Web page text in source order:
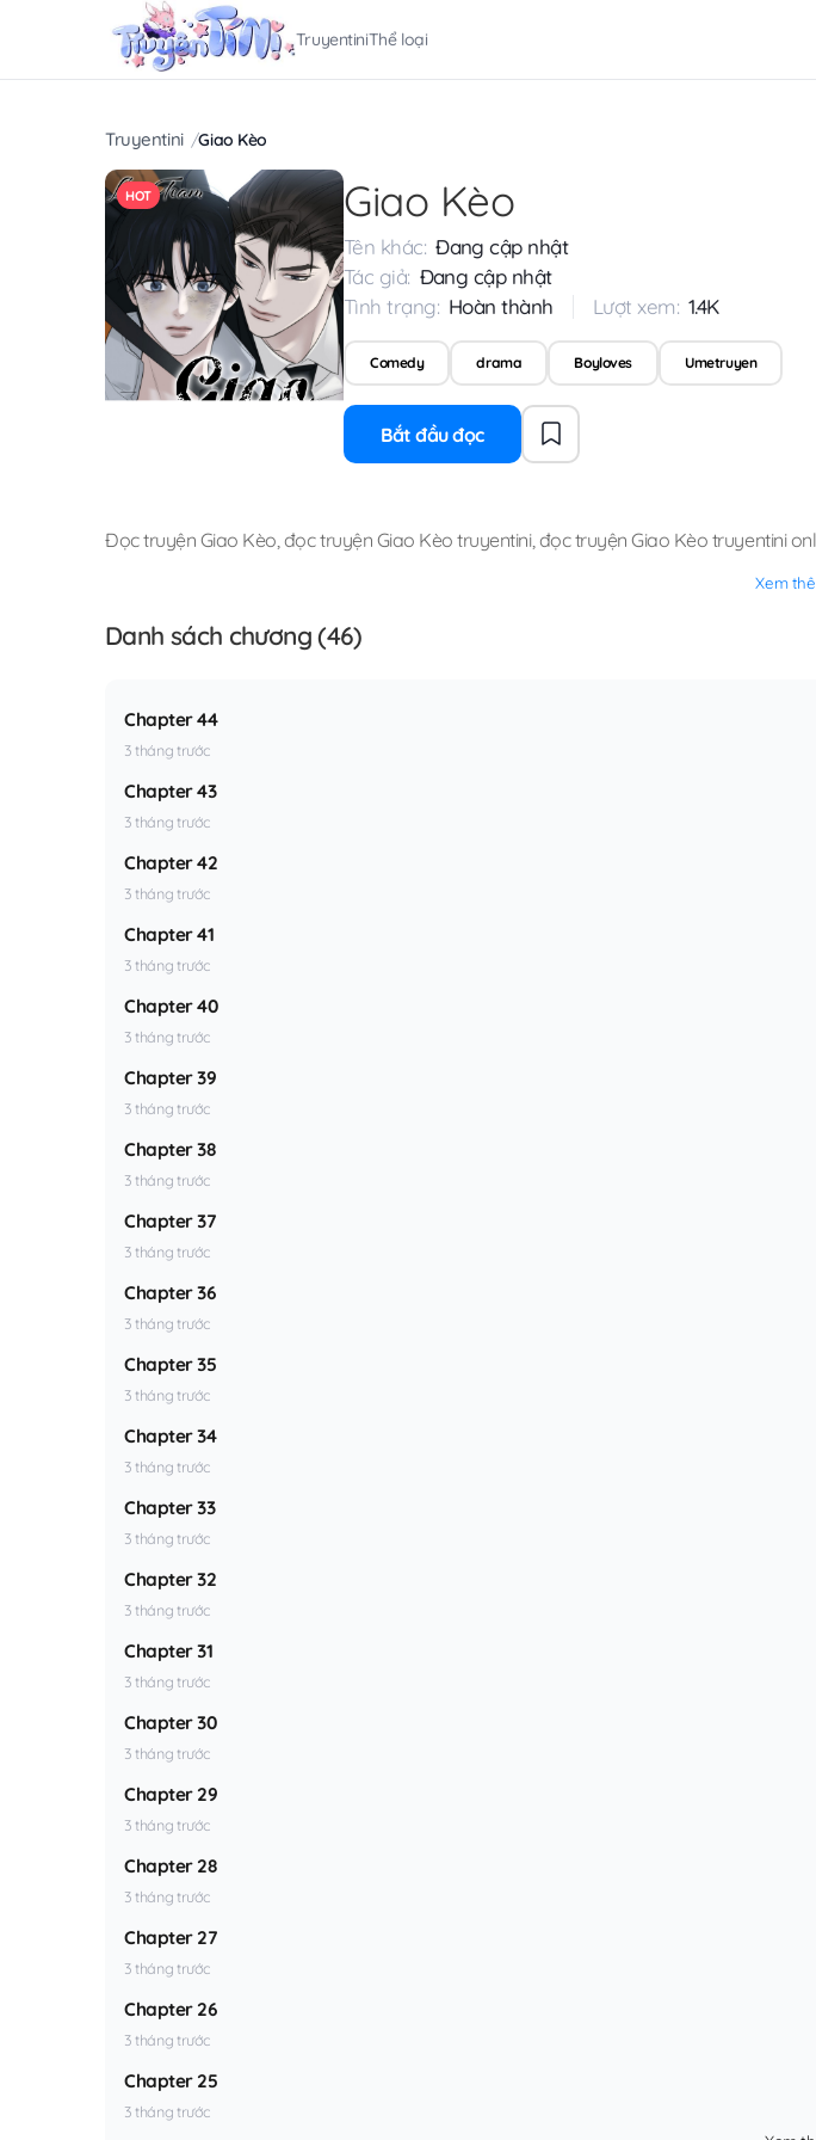
TruyentiniThể loại
Truyentini Giao Kèo
HOT Giao Kèo
Tên khác: Đang cập nhật
Tác giả: Đang cập nhật
Tình trạng: Hoàn thành Lượt xem: 1.4K
Comedy drama Boyloves Umetruyen
Bắt đầu đọc
Đọc truyện Giao Kèo,đọc truyện Giao Kèo truyentini,đọc truyện Giao Kèo truyentini
Xem
Danh sách chương (46)
Chapter 44
3 tháng trước
Chapter 43
3 tháng trước
Chapter 42
3 tháng trước
Chapter 41
3 tháng trước
Chapter 40
3 tháng trước
Chapter 39
3 tháng trước
Chapter 38
3 tháng trước
Chapter 37
3 tháng trước
Chapter 36
3 tháng trước
Chapter 35
3 tháng trước
Chapter 34
3 tháng trước
Chapter 33
3 tháng trước
Chapter 32
3 tháng trước
Chapter 31
3 tháng trước
Chapter 30
3 tháng trước
Chapter 29
3 tháng trước
Chapter 28
3 tháng trước
Chapter 27
3 tháng trước
Chapter 26
3 tháng trước
Chapter 25
3 tháng trước